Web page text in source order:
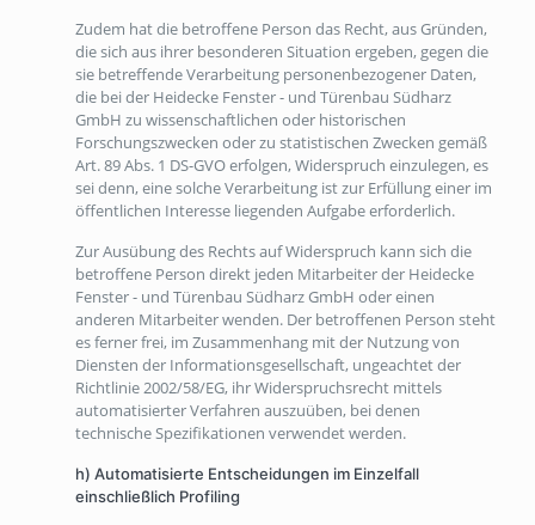
Zudem hat die betroffene Person das Recht, aus Gründen,
die sich aus ihrer besonderen Situation ergeben, gegen die
sie betreffende Verarbeitung personenbezogener Daten,
die bei der Heidecke Fenster - und Türenbau Südharz
GmbH zu wissenschaftlichen oder historischen
Forschungszwecken oder zu statistischen Zwecken gemäß
Art. 89 Abs. 1 DS-GVO erfolgen, Widerspruch einzulegen, es
sei denn, eine solche Verarbeitung ist zur Erfüllung einer im
öffentlichen Interesse liegenden Aufgabe erforderlich.
Zur Ausübung des Rechts auf Widerspruch kann sich die
betroffene Person direkt jeden Mitarbeiter der Heidecke
Fenster - und Türenbau Südharz GmbH oder einen
anderen Mitarbeiter wenden. Der betroffenen Person steht
es ferner frei, im Zusammenhang mit der Nutzung von
Diensten der Informationsgesellschaft, ungeachtet der
Richtlinie 2002/58/EG, ihr Widerspruchsrecht mittels
automatisierter Verfahren auszuüben, bei denen
technische Spezifikationen verwendet werden.
h) Automatisierte Entscheidungen im Einzelfall
einschließlich Profiling